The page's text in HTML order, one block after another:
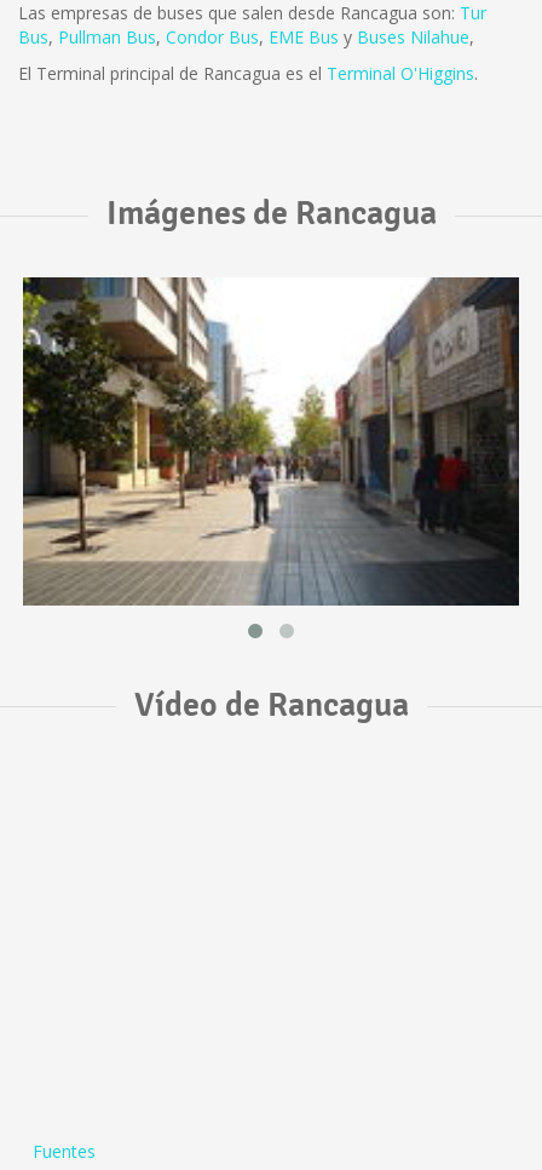
Las empresas de buses que salen desde Rancagua son: Tur
Bus, Pullman Bus, Condor Bus, EME Bus y Buses Nilahue,
El Terminal principal de Rancagua es el Terminal O'Higgins.
Imágenes de Rancagua
Vídeo de Rancagua
Fuentes